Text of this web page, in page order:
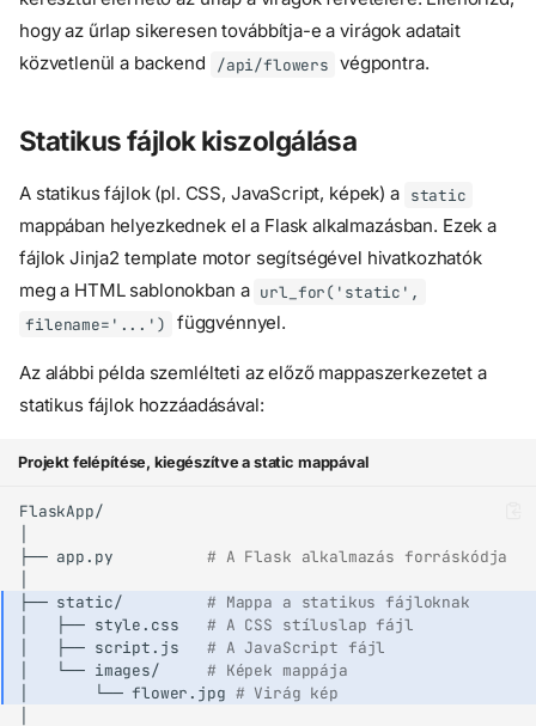
hogy az űrlap sikeresen továbbítja-e a virágok adatait
közvetlenül a backend
/api/flowers végpontra.
Statikus fájlok kiszolgálása
A statikus fájlok (pl. CSS, JavaScript, képek) a static
mappában helyezkednek el a Flask alkalmazásban. Ezek a
fájlok Jinja2 template motor segítségével hivatkozhatók
meg a HTML sablonokban a url_for('static',
filename='...')
függvénnyel.
Az alábbi példa szemlélteti az előző mappaszerkezetet a
statikus fájlok hozzáadásával:
Projekt felépítése, kiegészítve a static mappával
├── app.py
# A Flask alkalmazás forráskódja
├── static/
# Mappa a statikus fájloknak
├── style.css
# A CSS stíluslap fájl
├── script.js
# A JavaScript fájl
└── images/
# Képek mappája
└── flower.jpg # Virág kép